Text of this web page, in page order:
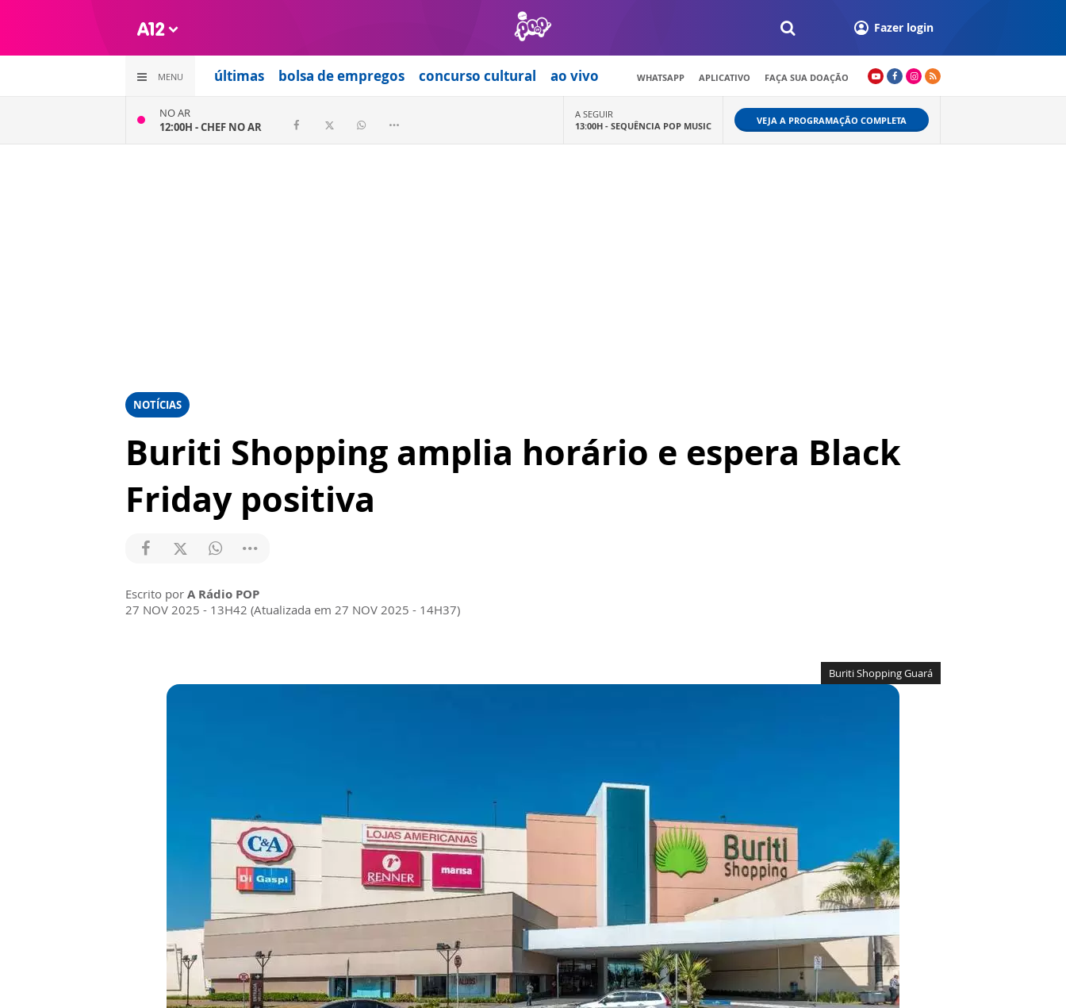
Fazer login
MENU últimas bolsa de empregos concurso cultural ao vivo WHATSAPP APLICATIVO FAÇA SUA DOAÇÃO
NO AR
12:00H -CHEF NO AR
A SEGUIR
13:00H - SEQUÊNCIA POP MUSIC VEJA A PROGRAMAÇÃO COMPLETA
NOTÍCIAS
Buriti Shopping amplia horário e espera Black
Friday positiva
Escrito por A Rádio POP
27 NOV 2025 - 13H42 (Atualizada em 27 NOV 2025 - 14H37)
Buriti Shopping Guará